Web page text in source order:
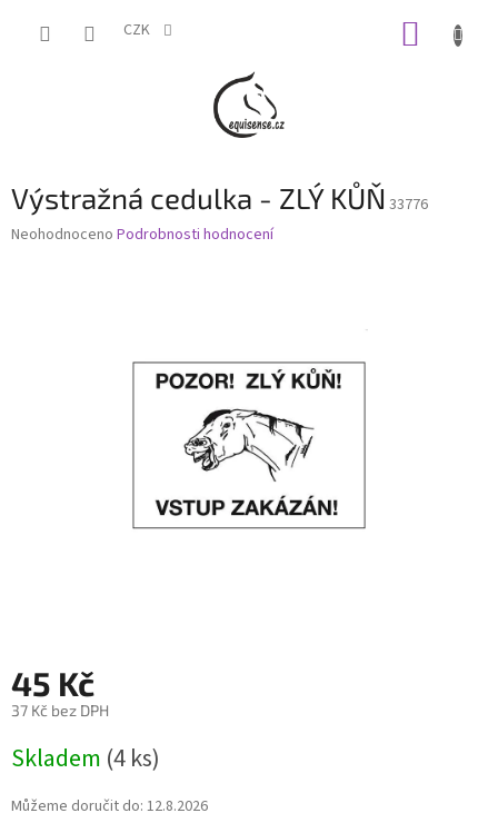
CZK
Výstražná cedulka - ZLÝ KŮŇ 33776
Průměrné
Neohodnoceno Podrobnosti hodnocení
45 Kč
37 Kč bez DPH
cena:
Skladem (4 ks)
Můžeme doručit do: 12.8.2026